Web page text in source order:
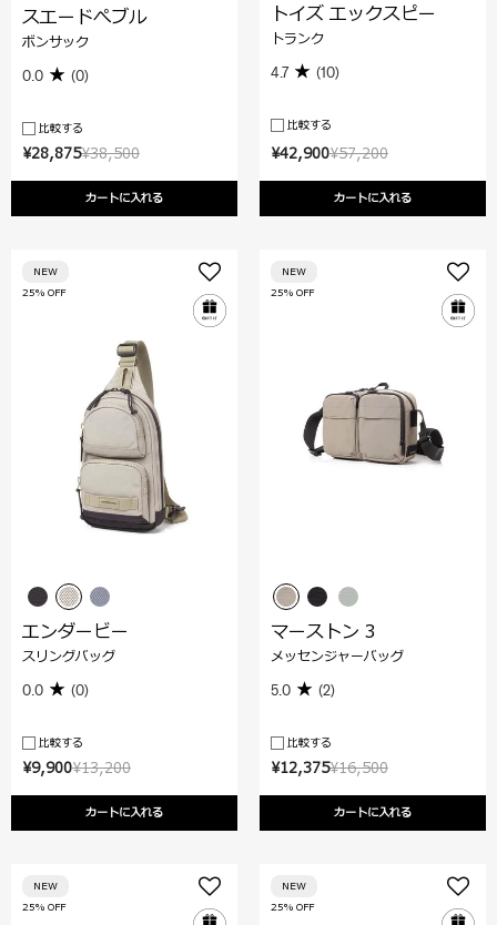
¥38,500
¥28,875
カートに入れる
スエードぺブル
ボンサック
0.0 (0)
比較する
¥57,200
¥42,900
カートに入れる
トイズ エックスピー
トランク
4.7 (10)
比較する
¥13,200
¥9,900
カートに入れる
25% OFF
NEW
エンダービー
スリングバッグ
0.0 (0)
比較する
¥16,500
¥12,375
カートに入れる
25% OFF
NEW
マーストン 3
メッセンジャーバッグ
5.0 (2)
比較する
25% OFF
NEW
25% OFF
NEW